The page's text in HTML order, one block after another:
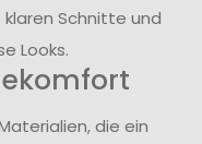
Schnitte und
Looks.
die ein